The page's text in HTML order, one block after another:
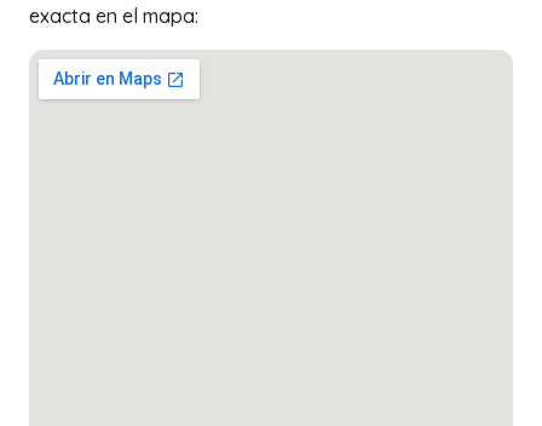
exacta en el mapa: